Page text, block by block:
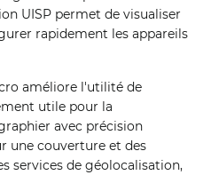
UISP permet de visualiser
rapidement les appareils
améliore l'utilité de
utile pour la
avec précision
une couverture et des
services de géolocalisation,